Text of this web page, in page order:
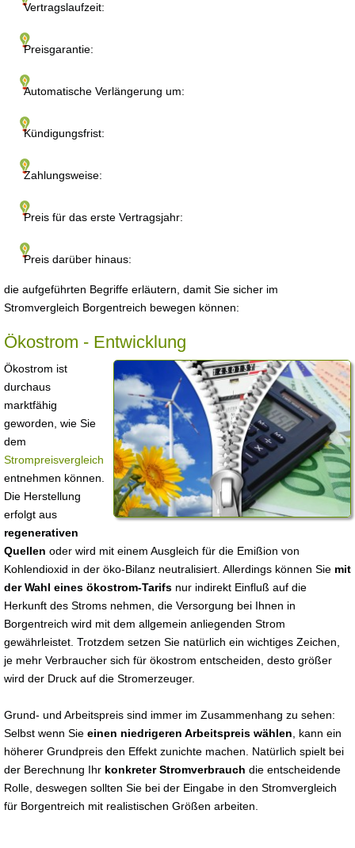
Vertragslaufzeit:
Preisgarantie:
Automatische Verlängerung um:
Kündigungsfrist:
Zahlungsweise:
Preis für das erste Vertragsjahr:
Preis darüber hinaus:
die aufgeführten Begriffe erläutern, damit Sie sicher im
Stromvergleich Borgentreich bewegen können:
Ökostrom - Entwicklung
Ökostrom ist
durchaus
marktfähig
geworden, wie Sie
dem
Strompreisvergleich
entnehmen können.
Die Herstellung
erfolgt aus
regenerativen
Quellen oder wird mit einem Ausgleich für die Emißion von
Kohlendioxid in der öko-Bilanz neutralisiert. Allerdings können Sie mit
der Wahl eines ökostrom-Tarifs nur indirekt Einfluß auf die
Herkunft des Stroms nehmen, die Versorgung bei Ihnen in
Borgentreich wird mit dem allgemein anliegenden Strom
gewährleistet. Trotzdem setzen Sie natürlich ein wichtiges Zeichen,
je mehr Verbraucher sich für ökostrom entscheiden, desto größer
wird der Druck auf die Stromerzeuger.
Grund- und Arbeitspreis sind immer im Zusammenhang zu sehen:
Selbst wenn Sie einen niedrigeren Arbeitspreis wählen , kann ein
höherer Grundpreis den Effekt zunichte machen. Natürlich spielt bei
der Berechnung Ihr konkreter Stromverbrauch die entscheidende
Rolle, deswegen sollten Sie bei der Eingabe in den Stromvergleich
für Borgentreich mit realistischen Größen arbeiten.